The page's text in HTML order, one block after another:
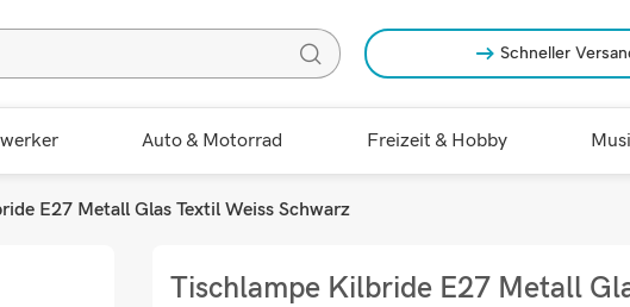
Schneller
Auto & Motorrad Freizeit & Hobby
E27 Metall Glas Textil Weiss Schwarz
Tischlampe Kilbride E27 Metall